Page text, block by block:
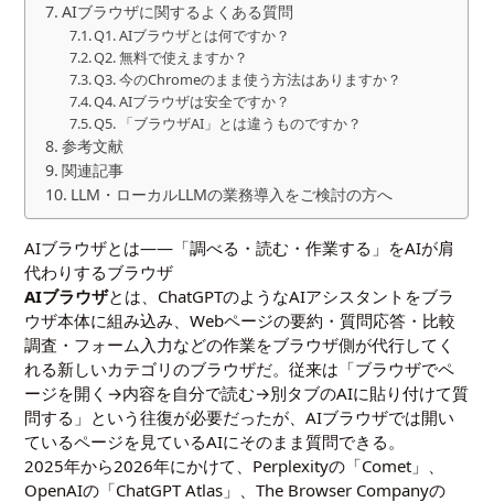
AIブラウザに関するよくある質問
Q1. AIブラウザとは何ですか？
Q2. 無料で使えますか？
Q3. 今のChromeのまま使う方法はありますか？
Q4. AIブラウザは安全ですか？
Q5. 「ブラウザAI」とは違うものですか？
参考文献
関連記事
LLM・ローカルLLMの業務導入をご検討の方へ
AIブラウザとは——「調べる・読む・作業する」をAIが肩
代わりするブラウザ
AIブラウザとは、ChatGPTのようなAIアシスタントをブラ
ウザ本体に組み込み、Webページの要約・質問応答・比較
調査・フォーム入力などの作業をブラウザ側が代行してく
れる新しいカテゴリのブラウザだ。従来は「ブラウザでペ
ージを開く→内容を自分で読む→別タブのAIに貼り付けて質
問する」という往復が必要だったが、AIブラウザでは開い
ているページを見ているAIにそのまま質問できる。
2025年から2026年にかけて、Perplexityの「Comet」、
OpenAIの「ChatGPT Atlas」、The Browser Companyの